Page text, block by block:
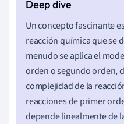
Un concepto fascinante
reacción química que se
menudo se aplica el
orden o segundo orden,
complejidad de la
reacciones de primer
depende linealmente de